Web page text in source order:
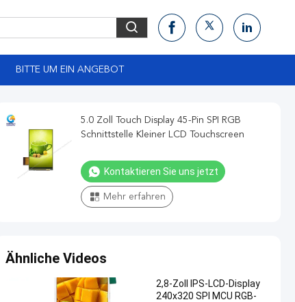
BITTE UM EIN ANGEBOT
5.0 Zoll Touch Display 45-Pin SPI RGB
Schnittstelle Kleiner LCD Touchscreen
Kontaktieren Sie uns jetzt
Mehr erfahren
Ähnliche Videos
2,8-Zoll IPS-LCD-Display
240x320 SPI MCU RGB-